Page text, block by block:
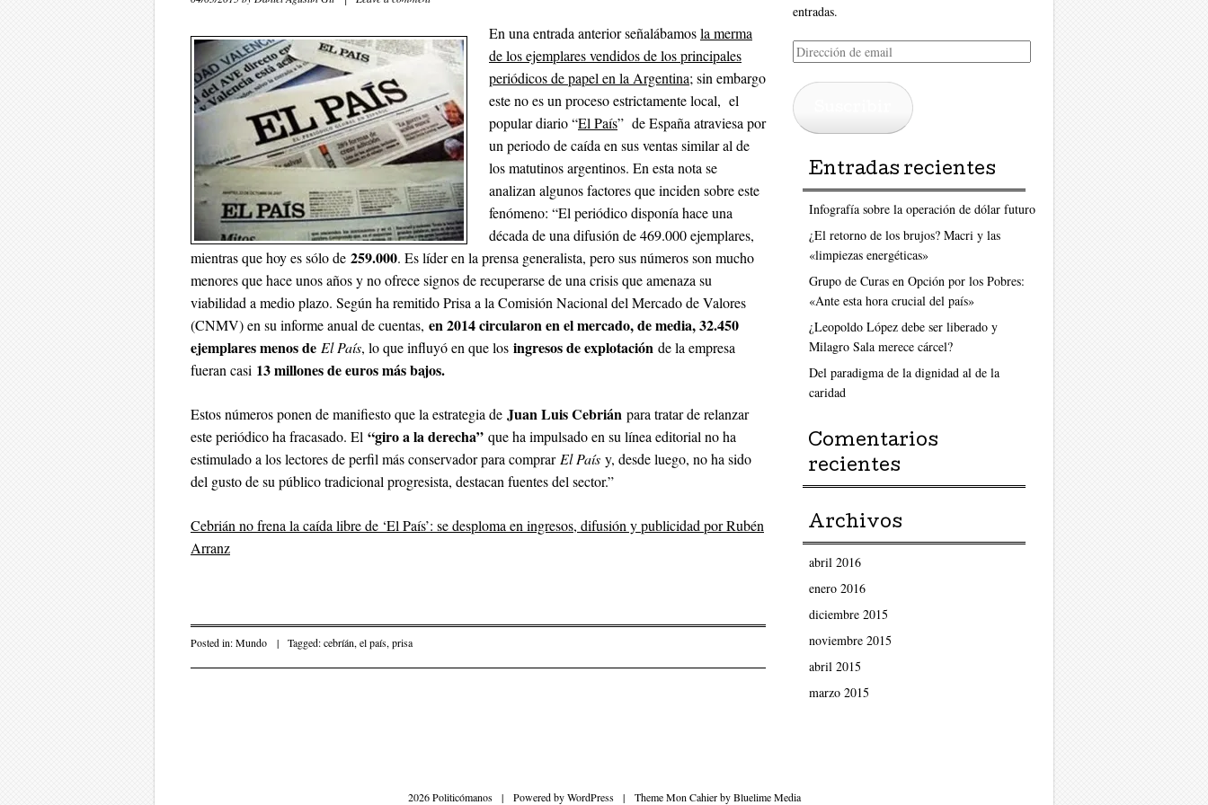
En una entrada anterior señalábamosla merma
de los ejemplares vendidos de los principales
periódicos de papel en la Argentina; sin embargo
este no es un proceso estrictamente local, el
popular diario “El País” de España atraviesa por
un periodo de caída en sus ventas similar al de
los matutinos argentinos. En esta nota se
analizan algunos factores que inciden sobre este
fenómeno: “El periódico disponía hace una
década de una difusión de 469.000 ejemplares,
mientras que hoy es sólo de 259.000. Es líder en la prensa generalista, pero sus números son mucho
menores que hace unos años y no ofrece signos de recuperarse de una crisis que amenaza su
viabilidad a medio plazo. Según ha remitido Prisa a la Comisión Nacional del Mercado de Valores
(CNMV) en su informe anual de cuentas, en 2014 circularon en el mercado, de media, 32.450
ejemplares menos de El País, lo que influyó en que los ingresos de explotación de la empresa
fueran casi 13 millones de euros más bajos.
Estos números ponen de manifiesto que la estrategia de Juan Luis Cebrián para tratar de relanzar
este periódico ha fracasado. El “giro a la derecha” que ha impulsado en su línea editorial no ha
estimulado a los lectores de perfil más conservador para comprar El País y, desde luego, no ha sido
del gusto de su público tradicional progresista, destacan fuentes del sector.”
Cebrián no frena la caída libre de ‘El País’: se desploma en ingresos, difusión y publicidad por Rubén
Arranz
Posted in:Mundo | Tagged:cebríán, el país, prisa
entradas.
Dirección
email
Entradas recientes
Infografía sobre la operación de dólar futuro
¿El retorno de los brujos? Macri y las
«limpiezas energéticas»
Grupo de Curas en Opción por los Pobres:
«Ante esta hora crucial del país»
¿Leopoldo López debe ser liberado y
Milagro Sala merece cárcel?
Del paradigma de la dignidad al de la
caridad
Comentarios
recientes
Archivos
abril 2016
enero 2016
diciembre 2015
noviembre 2015
abril 2015
marzo 2015
2026 Politicómanos | Powered byWordPress | Theme Mon Cahier byBluelime Media